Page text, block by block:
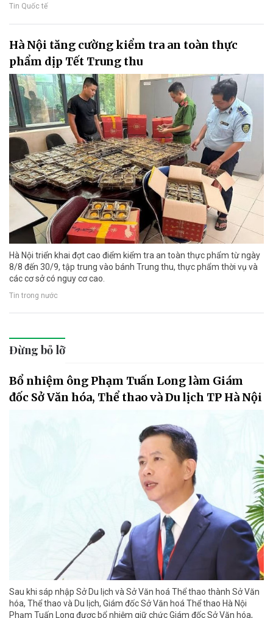
Tin Quốc tế
Hà Nội tăng cường kiểm tra an toàn thực
phẩm dịp Tết Trung thu
Hà Nội triển khai đợt cao điểm kiểm tra an toàn thực phẩm từ ngày
8/8 đến 30/9, tập trung vào bánh Trung thu, thực phẩm thời vụ và
các cơ sở có nguy cơ cao.
Tin trong nước
Đừng bỏ lỡ
Bổ nhiệm ông Phạm Tuấn Long làm Giám
đốc Sở Văn hóa, Thể thao và Du lịch TP Hà Nội
Sau khi sáp nhập Sở Du lịch và Sở Văn hoá Thể thao thành Sở Văn
hóa, Thể thao và Du lịch, Giám đốc Sở Văn hoá Thể thao Hà Nội
Phạm Tuấn Long được bổ nhiệm giữ chức Giám đốc Sở Văn hóa,